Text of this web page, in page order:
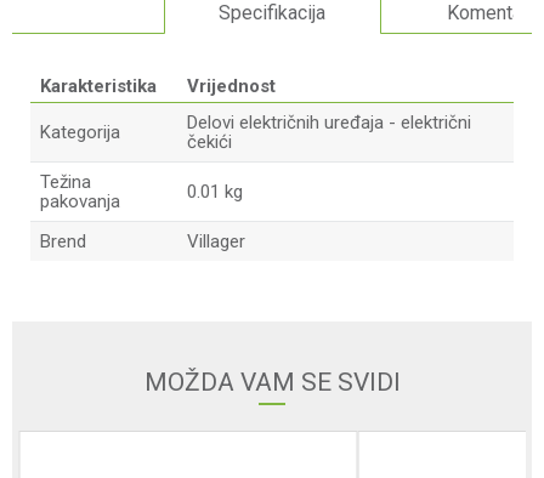
Specifikacija Komentari
Karakteristika Vrijednost
Kategorija
Delovi električnih uređaja - električni
čekići
Težina
pakovanja
0.01 kg
Brend Villager
MOŽDA VAM SE SVIDI